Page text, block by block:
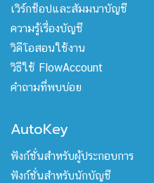
เวิร์กช็อปและสัมมนาบัญชี
ความรู้เรื่องบัญชี
วิดีโอสอนใช้งาน
วิธีใช้ FlowAccount
คำถามที่พบบ่อย
AutoKey
ฟังก์ชั่นสำหรับผู้ประกอบการ
ฟังก์ชั่นสำหรับนักบัญชี